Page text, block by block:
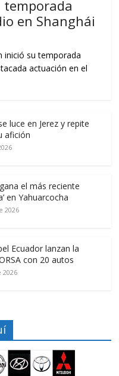
temporada
en Shanghái
inició su temporada
actuación en el
luce en Jerez y repite
afición
el más reciente
en Yahuarcocha
2026
Ecuador lanzan la
con 20 autos
2026